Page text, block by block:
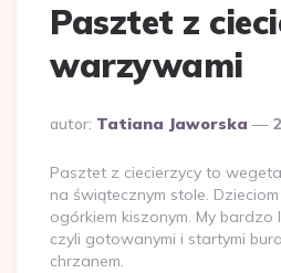
Pasztet z
warzywami
Dodane
autor: Tatiana Jaworska
Pasztet z ciecierzycy to
na świątecznym stole.
ogórkiem kiszonym. My bardzo
czyli gotowanymi i startymi
chrzanem.